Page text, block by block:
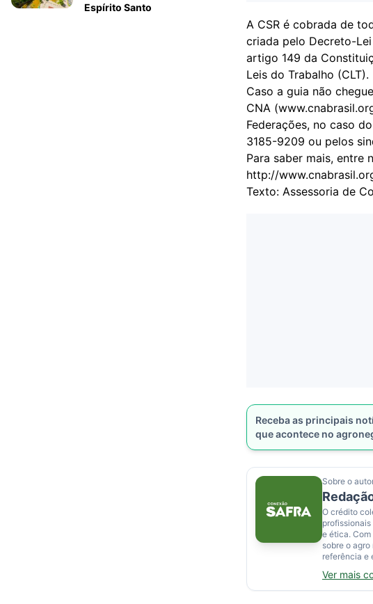
Espírito Santo
A CSR é cobrada de
criada pelo Decreto-Lei
artigo 149 da
Leis do Trabalho (CLT).
Caso a guia não
CNA
Federações, no caso
3185-9209 ou pelos
Para saber mais, entre
http://
Texto: Assessoria de
Receba as principais
que acontece no
Sobre o
O crédito
e ética.
sobre o
referência e
Ver mais